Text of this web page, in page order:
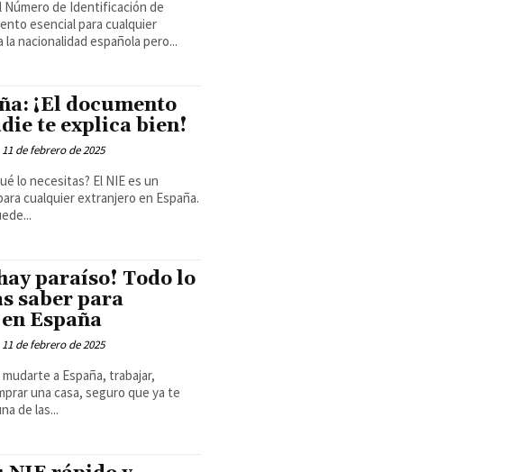
Número de Identificación de
esencial para cualquier
nacionalidad española pero...
¡El documento
te explica bien!
11 de febrero de 2025
El NIE es un
cualquier extranjero en España.
paraíso! Todo lo
saber para
España
11 de febrero de 2025
a España, trabajar,
una casa, seguro que ya te
de las...